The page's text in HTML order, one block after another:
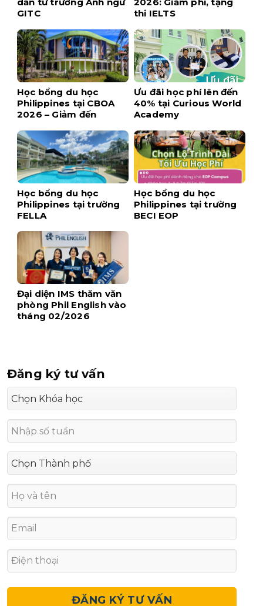
GITC
thi IELTS
Học bổng du học
Philippines tại CBOA
2026 – Giảm đến
sớm
Ưu đãi học phí lên đến
40% tại Curious World
Academy
Học bổng du học
Philippines tại trường
FELLA
Học bổng du học
Philippines tại trường
BECI EOP
Đại diện IMS thăm văn
phòng Phil English vào
tháng 02/2026
Đăng ký tư vấn